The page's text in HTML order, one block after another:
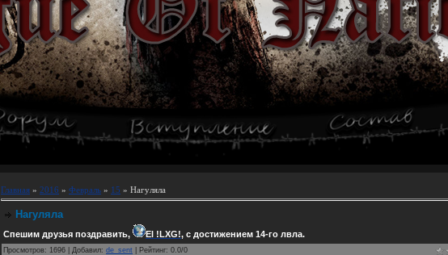
Главная » 2016 » Февраль » 15 » Нагуляла
Нагуляла
Спешим друзья поздравить, El !LXG!, с достижением 14-го лвла.
Просмотров: 1696 Добавил: de_sent Рейтинг: 0.0/0